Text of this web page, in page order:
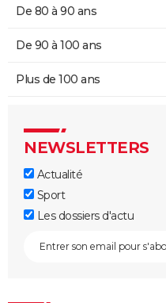
De 80 à 90 ans
De 90 à 100 ans
Plus de 100 ans
NEWSLETTERS
Actualité
Sport
Les dossiers d'actu